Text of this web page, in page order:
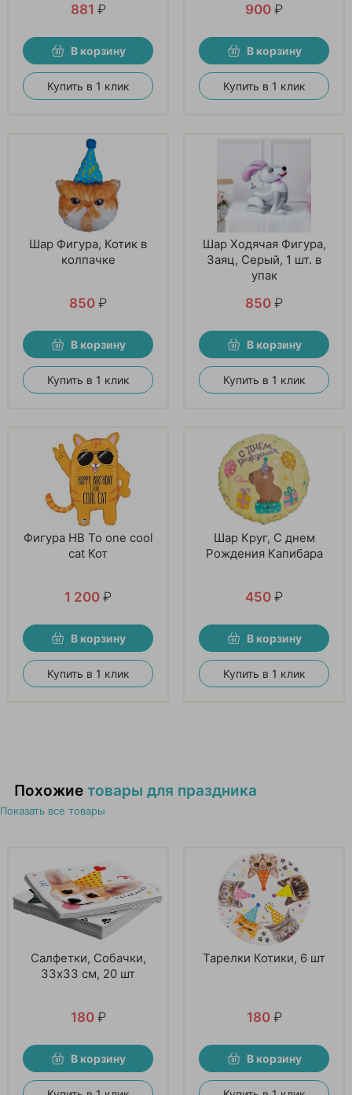
881 ₽
В корзину
Купить в 1 клик
900 ₽
В корзину
Купить в 1 клик
Шар Фигура, Котик в
колпачке
850 ₽
В корзину
Купить в 1 клик
Шар Ходячая Фигура,
Заяц, Серый, 1 шт. в
упак
850 ₽
В корзину
Купить в 1 клик
Фигура HB To one cool
cat Кот
1 200 ₽
В корзину
Купить в 1 клик
Шар Круг, С днем
Рождения Капибара
450 ₽
В корзину
Купить в 1 клик
Похожие товары для праздника
Показать все товары
Салфетки, Собачки,
33х33 см, 20 шт
180 ₽
В корзину
Тарелки Котики, 6 шт
180 ₽
В корзину